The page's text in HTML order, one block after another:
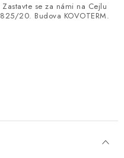
Zastavte se za námi na Cejlu
825/20. Budova KOVOTERM.